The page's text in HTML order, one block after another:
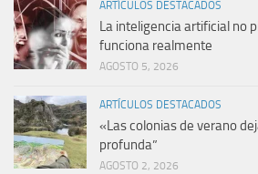
ARTÍCULOS DESTACADOS
La inteligencia artificial no
funciona realmente
AGOSTO 5, 2026
ARTÍCULOS DESTACADOS
«Las colonias de verano
profunda”
AGOSTO 2, 2026